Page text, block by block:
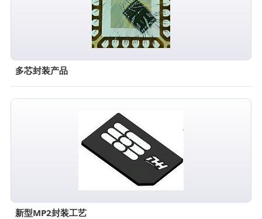
多芯封装产品
新型MP2封装工艺